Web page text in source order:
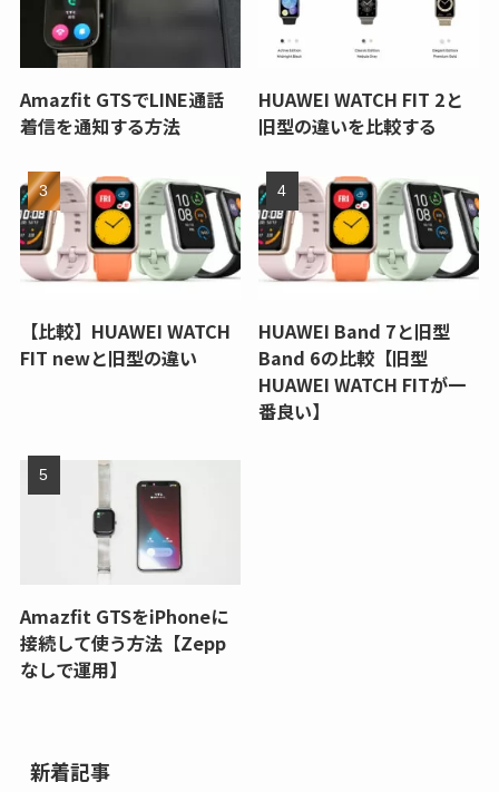
Amazfit GTSでLINE通話
着信を通知する方法
HUAWEI WATCH FIT 2と
旧型の違いを比較する
【比較】HUAWEI WATCH
FIT newと旧型の違い
HUAWEI Band 7と旧型
Band 6の比較【旧型
HUAWEI WATCH FITが一
番良い】
Amazfit GTSをiPhoneに
接続して使う方法【Zepp
なしで運用】
新着記事